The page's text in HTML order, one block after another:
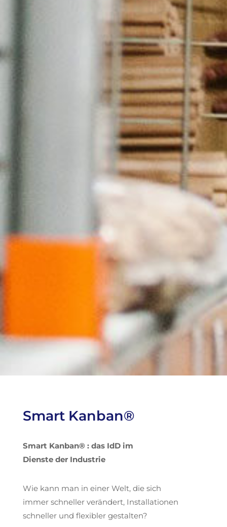
Smart Kanban®
Smart Kanban® : das IdD im
Dienste der Industrie
Wie kann man in einer Welt, die sich
immer schneller verändert, Installationen
schneller und flexibler gestalten?